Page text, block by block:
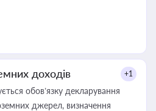
доходів +1
обов’язку декларування
джерел, визначення